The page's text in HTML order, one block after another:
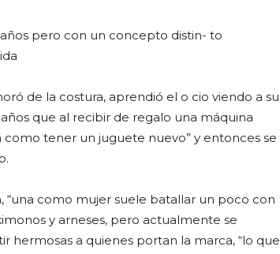
Querétaro
pero con un concepto distin- to
de la costura, aprendió el o cio viendo a su
que al recibir de regalo una máquina
tener un juguete nuevo” y entonces se
como mujer suele batallar un poco con
y arneses, pero actualmente se
hermosas a quienes portan la marca, “lo que